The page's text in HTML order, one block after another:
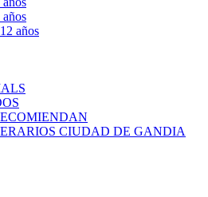
años
CIUDAD DE GANDIA